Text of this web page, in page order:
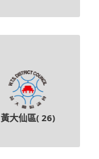
黃大仙區( 26)